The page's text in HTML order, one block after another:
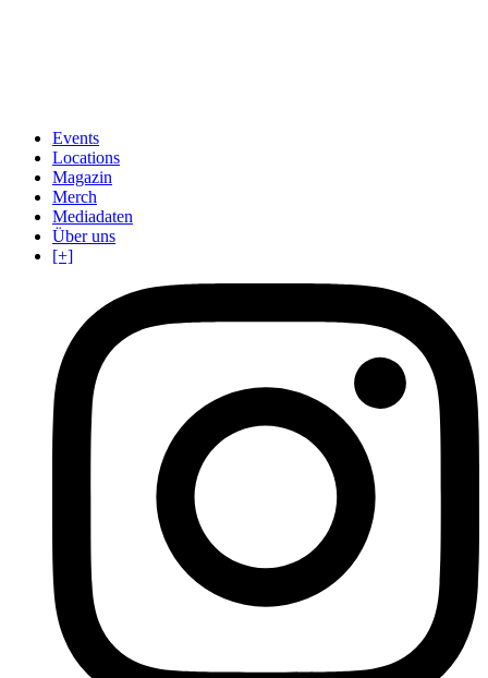
Events
Locations
Magazin
Merch
Mediadaten
Über uns
[+]